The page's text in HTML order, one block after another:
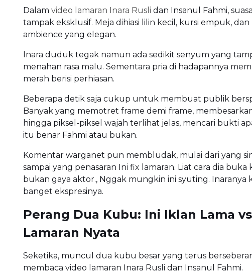
Dalam video lamaran Inara Rusli dan Insanul Fahmi,
tampak eksklusif. Meja dihiasi lilin kecil, kursi empuk, dan
ambience yang elegan.
Inara duduk tegak namun ada sedikit senyum yang
menahan rasa malu. Sementara pria di hadapannya
merah berisi perhiasan.
Beberapa detik saja cukup untuk membuat publik
Banyak yang memotret frame demi frame,
hingga piksel-piksel wajah terlihat jelas, mencari bukti
itu benar Fahmi atau bukan.
Komentar warganet pun membludak, mulai dari yang
sampai yang penasaran Ini fix lamaran. Liat cara dia buka
bukan gaya aktor., Nggak mungkin ini syuting. Inaranya
banget ekspresinya.
Perang Dua Kubu: Ini Iklan Lama
Lamaran Nyata
Seketika, muncul dua kubu besar yang terus
membaca video lamaran Inara Rusli dan Insanul Fahmi.